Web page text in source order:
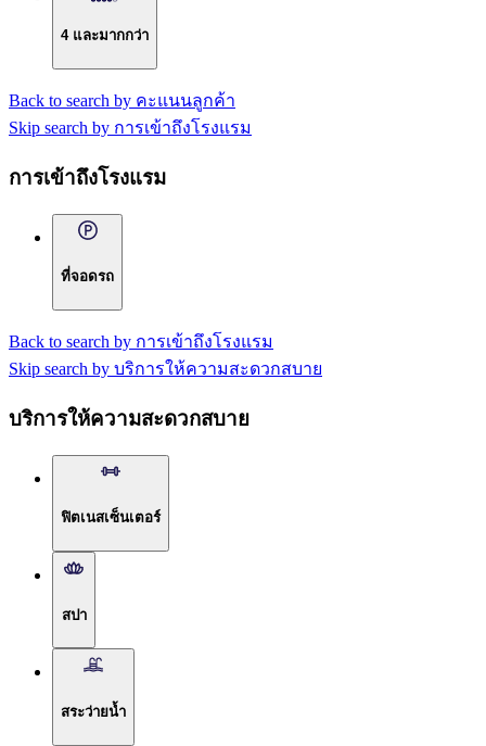
4 และมากกว่า
Back to search by คะแนนลูกค้า
Skip search by การเข้าถึงโรงแรม
การเข้าถึงโรงแรม
ที่จอดรถ
Back to search by การเข้าถึงโรงแรม
Skip search by บริการให้ความสะดวกสบาย
บริการให้ความสะดวกสบาย
ฟิตเนสเซ็นเตอร์
สปา
สระว่ายน้ำ